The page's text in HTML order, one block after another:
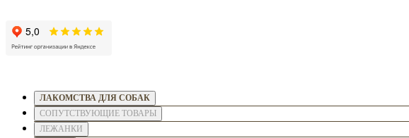
ЛАКОМСТВА ДЛЯ СОБАК
СОПУТСТВУЮЩИЕ ТОВАРЫ
ЛЕЖАНКИ